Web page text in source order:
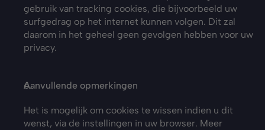
gebruik van tracking cookies, die bijvoorbeeld uw
surfgedrag op het internet kunnen volgen. Dit zal
daarom in het geheel geen gevolgen hebben voor uw
privacy.
Aanvullende opmerkingen
Het is mogelijk om cookies te wissen indien u dit
wenst, via de instellingen in uw browser. Meer